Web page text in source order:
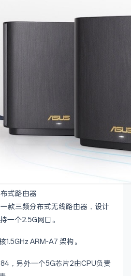
式路由器
款三频分布式无线路由器，设计
一个2.5G网口。
ARM-A7 架构。
，另外一个5G芯片2由CPU负责